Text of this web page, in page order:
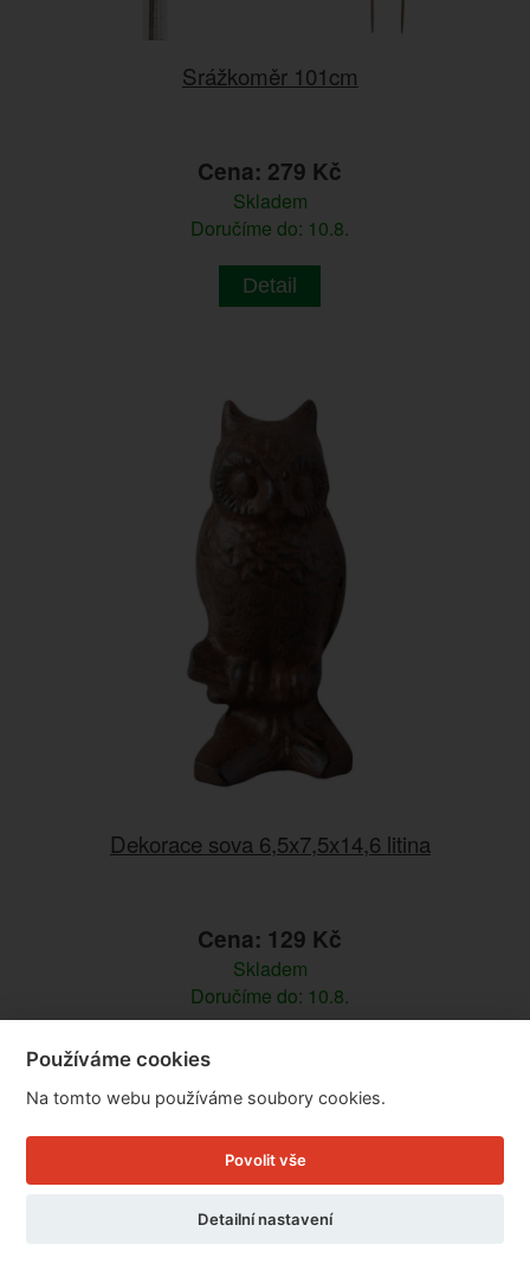
Srážkoměr 101cm
Cena: 279 Kč
Skladem
Doručíme do: 10.8.
Detail
Dekorace sova 6,5x7,5x14,6 litina
Cena: 129 Kč
Skladem
Doručíme do: 10.8.
Používáme cookies
Na tomto webu používáme soubory cookies.
Povolit vše
Detailní nastavení